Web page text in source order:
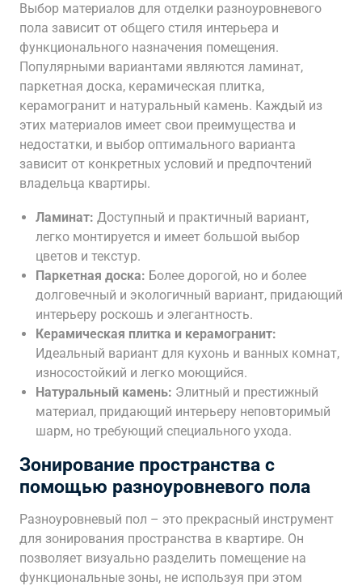
Выбор материалов для отделки разноуровневого
пола зависит от общего стиля интерьера и
функционального назначения помещения.
Популярными вариантами являются ламинат,
паркетная доска, керамическая плитка,
керамогранит и натуральный камень. Каждый из
этих материалов имеет свои преимущества и
недостатки, и выбор оптимального варианта
зависит от конкретных условий и предпочтений
владельца квартиры.
Ламинат: Доступный и практичный вариант,
легко монтируется и имеет большой выбор
цветов и текстур.
Паркетная доска: Более дорогой, но и более
долговечный и экологичный вариант, придающий
интерьеру роскошь и элегантность.
Керамическая плитка и керамогранит:
Идеальный вариант для кухонь и ванных комнат,
износостойкий и легко моющийся.
Натуральный камень: Элитный и престижный
материал, придающий интерьеру неповторимый
шарм, но требующий специального ухода.
Зонирование пространства с
помощью разноуровневого пола
Разноуровневый пол – это прекрасный инструмент
для зонирования пространства в квартире. Он
позволяет визуально разделить помещение на
функциональные зоны, не используя при этом